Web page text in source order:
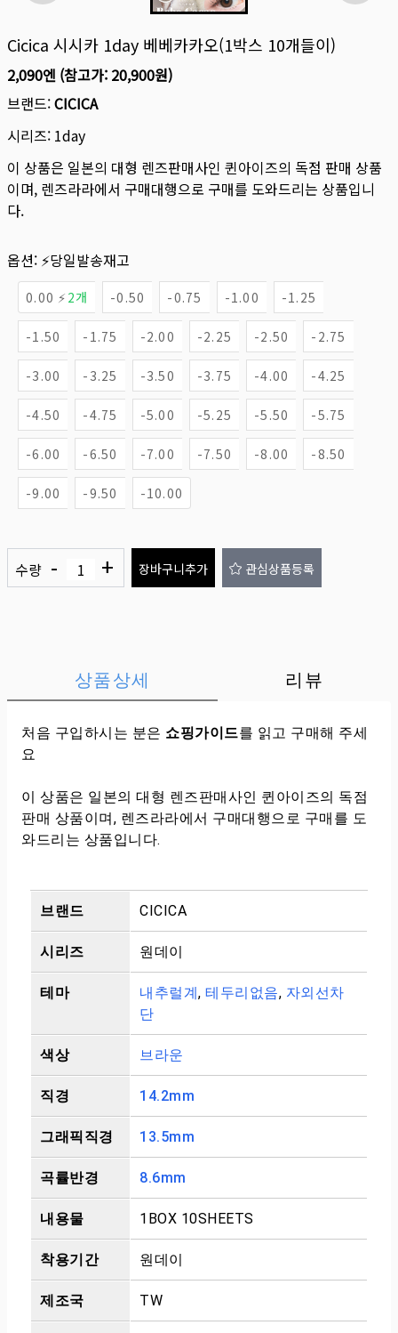
Cicica 시시카 1day 베베카카오(1박스 10개들이)
2,090엔 (참고가: 20,900원)
브랜드:CICICA
시리즈: 1day
이 상품은 일본의 대형 렌즈판매사인 퀸아이즈의 독점 판매 상품
이며, 렌즈라라에서 구매대행으로 구매를 도와드리는 상품입니
다.
옵션: ⚡당일발송재고
0.00 ⚡ 2개 -0.50 -0.75 -1.00 -1.25
-1.50 -1.75 -2.00 -2.25 -2.50 -2.75
-3.00 -3.25 -3.50 -3.75 -4.00 -4.25
-4.50 -4.75 -5.00 -5.25 -5.50 -5.75
-6.00 -6.50 -7.00 -7.50 -8.00 -8.50
-9.00 -9.50 -10.00
수량 - + 장바구니추가 관심상품등록
상품상세 리뷰
처음 구입하시는 분은 쇼핑가이드를 읽고 구매해 주세
요
이 상품은 일본의 대형 렌즈판매사인 퀸아이즈의 독점
판매 상품이며, 렌즈라라에서 구매대행으로 구매를 도
와드리는 상품입니다.
브랜드 CICICA
시리즈 원데이
테마 내추럴계, 테두리없음, 자외선차
단
색상 브라운
직경 14.2mm
그래픽직경 13.5mm
곡률반경 8.6mm
내용물 1BOX 10SHEETS
착용기간 원데이
제조국 TW